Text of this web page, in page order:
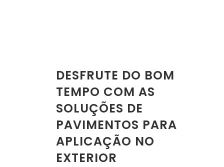
DESFRUTE DO BOM
TEMPO COM AS
SOLUÇÕES DE
PAVIMENTOS PARA
APLICAÇÃO NO
EXTERIOR